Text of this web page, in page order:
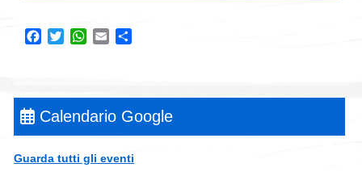
Facebook
TwitterWhatsApp
Email
Calendario Google
Guarda tutti gli eventi